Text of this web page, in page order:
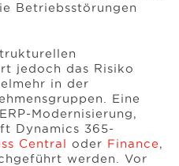
Betriebsstörungen
jedoch das Risiko
in der
Eine
Modernisierung,
Dynamics 365-
Central oder Finance,
werden. Vor